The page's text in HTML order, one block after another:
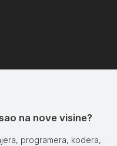
na nove visine?
programera, kodera,